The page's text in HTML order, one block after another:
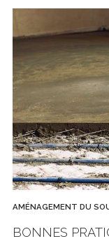
AMÉNAGEMENT DU
BONNES